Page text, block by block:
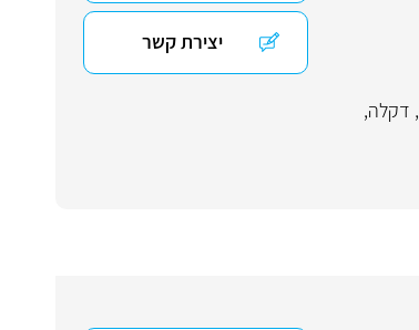
, דקלה,
יצירת קשר